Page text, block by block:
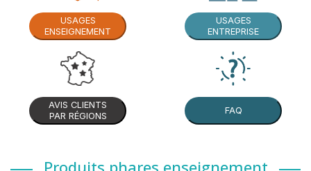
USAGES
ENSEIGNEMENT
USAGES
ENTREPRISE
AVIS CLIENTS
PAR RÉGIONS
FAQ